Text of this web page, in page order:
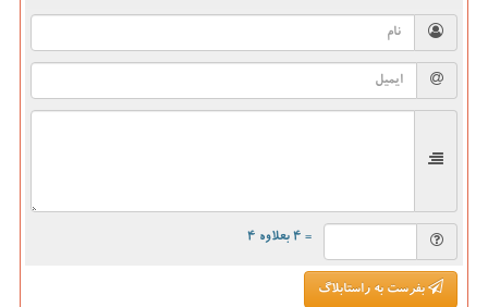
= ۴ بعلاوه ۴
بفرست به راستابلاگ